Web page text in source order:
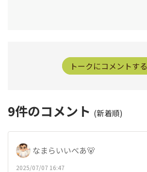
トークにコメントする
9件のコメント (新着順)
なまらいいべあ🐻
2025/07/07 16:47